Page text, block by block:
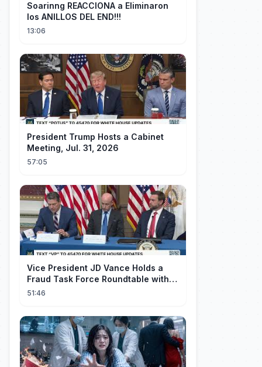
Soarinng REACCIONA a Eliminaron
los ANILLOS DEL END!!!
13:06
President Trump Hosts a Cabinet
Meeting, Jul. 31, 2026
57:05
Vice President JD Vance Holds a
Fraud Task Force Roundtable with
Members of Congress
51:46